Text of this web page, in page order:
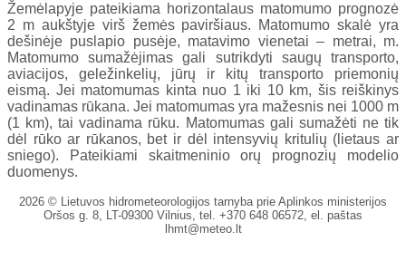
Žemėlapyje pateikiama horizontalaus matomumo prognozė
2 m aukštyje virš žemės paviršiaus. Matomumo skalė yra
dešinėje puslapio pusėje, matavimo vienetai – metrai, m.
Matomumo sumažėjimas gali sutrikdyti saugų transporto,
aviacijos, geležinkelių, jūrų ir kitų transporto priemonių
eismą. Jei matomumas kinta nuo 1 iki 10 km, šis reiškinys
vadinamas rūkana. Jei matomumas yra mažesnis nei 1000 m
(1 km), tai vadinama rūku. Matomumas gali sumažėti ne tik
dėl rūko ar rūkanos, bet ir dėl intensyvių kritulių (lietaus ar
sniego). Pateikiami skaitmeninio orų prognozių modelio
duomenys.
2026 © Lietuvos hidrometeorologijos tarnyba prie Aplinkos ministerijos
Oršos g. 8, LT-09300 Vilnius, tel. +370 648 06572, el. paštas
lhmt@meteo.lt